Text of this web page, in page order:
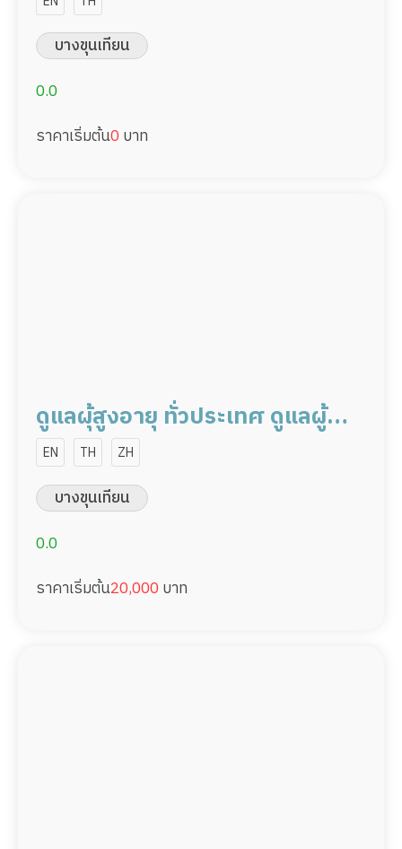
รับต่างชาติ
บางขุนเทียน
0.0
ราคาเริ่มต้น0 บาท
ดูแลผุ้สูงอายุ ทั่วประเทศ ดูแลผู้
ป่วย 20,000/เดือน มืออาชีพ ได้
ภาษา รับต่างชาติ
EN TH ZH
บางขุนเทียน
0.0
ราคาเริ่มต้น20,000 บาท